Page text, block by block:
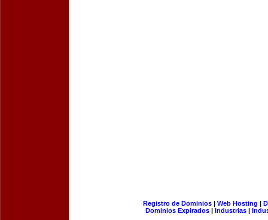
Registro de Dominios| Web Hosting |
Dominios Expirados | Industrias |